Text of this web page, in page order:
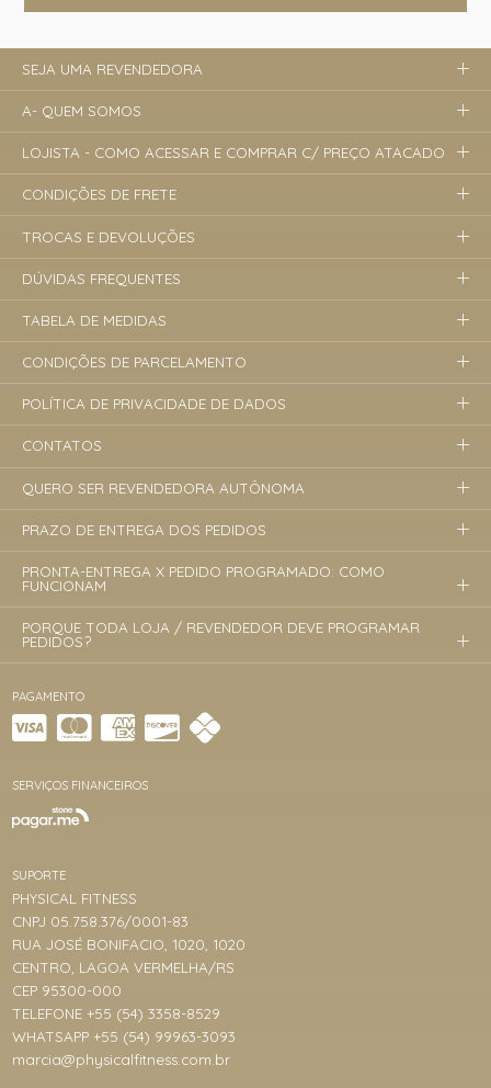
PAGAMENTO
SERVIÇOS FINANCEIROS
SUPORTE
PHYSICAL FITNESS
CNPJ 05.758.376/0001-83
RUA JOSÉ BONIFACIO, 1020, 1020
CENTRO, LAGOA VERMELHA/RS
CEP 95300-000
TELEFONE +55 (54) 3358-8529
WHATSAPP +55 (54) 99963-3093
marcia@physicalfitness.com.br
SEJA UMA REVENDEDORA
A- QUEM SOMOS
LOJISTA - COMO ACESSAR E COMPRAR C/ PREÇO ATACADO
CONDIÇÕES DE FRETE
TROCAS E DEVOLUÇÕES
DÚVIDAS FREQUENTES
TABELA DE MEDIDAS
CONDIÇÕES DE PARCELAMENTO
POLÍTICA DE PRIVACIDADE DE DADOS
CONTATOS
QUERO SER REVENDEDORA AUTÔNOMA
PRAZO DE ENTREGA DOS PEDIDOS
PRONTA-ENTREGA X PEDIDO PROGRAMADO: COMO
FUNCIONAM
PORQUE TODA LOJA / REVENDEDOR DEVE PROGRAMAR
PEDIDOS?